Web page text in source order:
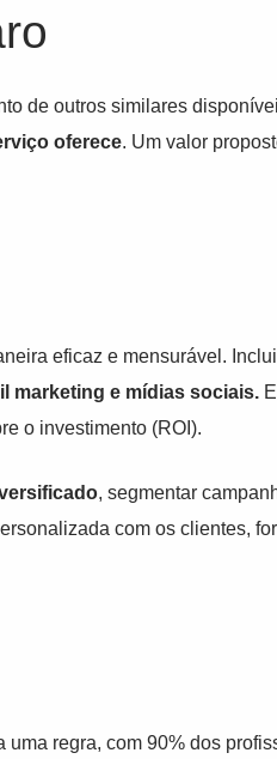
de outros similares
oferece. Um valor
eficaz e mensurável. Inclui
marketing e mídias sociais.
o investimento (ROI).
, segmentar
com os clientes,
uma regra, com 90% dos